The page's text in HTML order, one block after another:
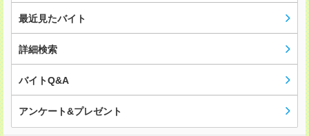
最近見たバイト
詳細検索
バイトQ&A
アンケート&プレゼント